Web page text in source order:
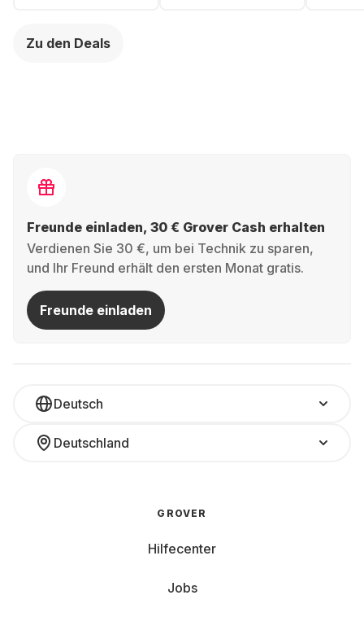
Zu den Deals
Freunde einladen, 30 € Grover Cash erhalten
Verdienen Sie 30 €, um bei Technik zu sparen,
und Ihr Freund erhält den ersten Monat gratis.
Freunde einladen
Deutsch
Deutschland
GROVER
Hilfecenter
Jobs